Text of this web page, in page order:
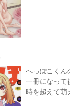
へっぽこくん
一冊になって
時を超えて萌